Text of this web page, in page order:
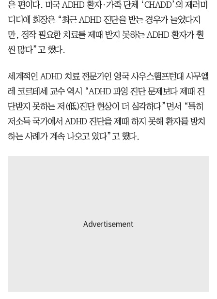
은 편이다. 미국 ADHD 환자·가족 단체 ‘CHADD’의 제러미
디디에 회장은 “최근 ADHD 진단을 받는 경우가 늘었다지
만, 정작 필요한 치료를 제때 받지 못하는 ADHD 환자가 훨
씬 많다”고 했다.
세계적인 ADHD 치료 전문가인 영국 사우스햄프턴대 사무엘
레 코르테세 교수 역시 “ADHD 과잉 진단 문제보다 제때 진
단받지 못하는 저(低)진단 현상이 더 심각하다”면서 “특히
저소득 국가에서 ADHD 진단을 제때 하지 못해 환자를 방치
하는 사례가 계속 나오고 있다”고 했다.